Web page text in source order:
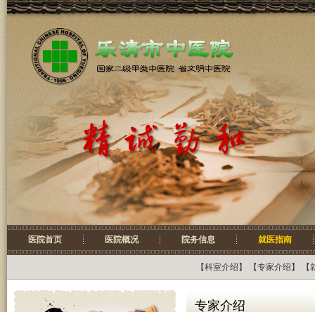
医院首页 医院概况 院务信息 就医指南
【科室介绍 】 【专家介绍 】 【
专家介绍